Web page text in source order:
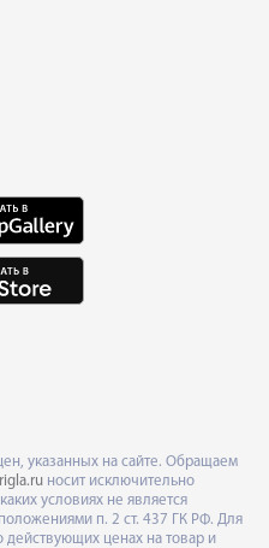
указанных на сайте. Обращаем
носит исключительно
условиях не является
п. 2 ст. 437 ГК РФ. Для
ценах на товар и